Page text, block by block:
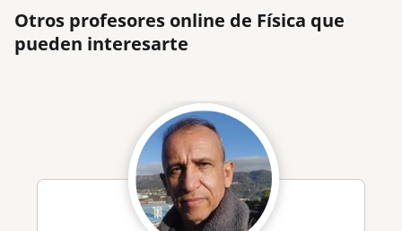
Otros profesores online de Física que
pueden interesarte